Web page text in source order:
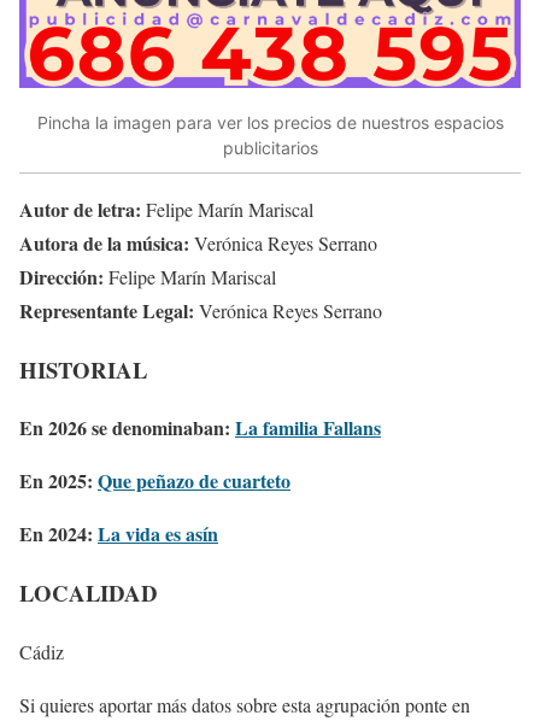
Pincha la imagen para ver los precios de nuestros espacios
publicitarios
Autor de letra: Felipe Marín Mariscal
Autora de la música: Verónica Reyes Serrano
Dirección: Felipe Marín Mariscal
Representante Legal: Verónica Reyes Serrano
HISTORIAL
En 2026 se denominaban: La familia Fallans
En 2025: Que peñazo de cuarteto
En 2024: La vida es asín
LOCALIDAD
Cádiz
Si quieres aportar más datos sobre esta agrupación ponte en